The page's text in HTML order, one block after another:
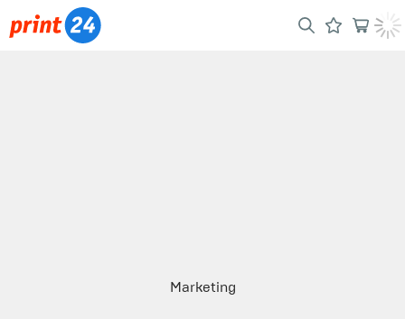
Marketing